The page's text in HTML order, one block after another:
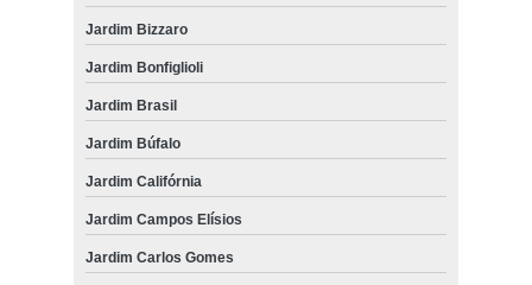
Jardim Bizzaro
Jardim Bonfiglioli
Jardim Brasil
Jardim Búfalo
Jardim Califórnia
Jardim Campos Elísios
Jardim Carlos Gomes